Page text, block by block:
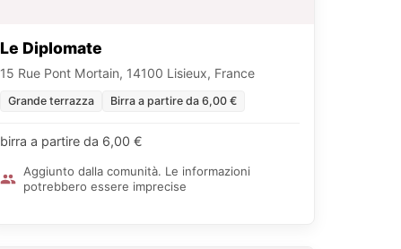
Le Diplomate
15 Rue Pont Mortain, 14100 Lisieux, France
Grande terrazza Birra a partire da 6,00 €
birra a partire da 6,00 €
Aggiunto dalla comunità. Le informazioni
potrebbero essere imprecise